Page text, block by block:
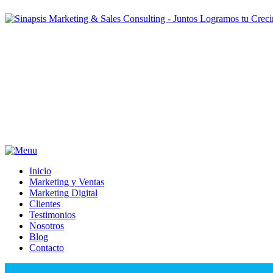
Inicio
Marketing y Ventas
Marketing Digital
Clientes
Testimonios
Nosotros
Blog
Contacto